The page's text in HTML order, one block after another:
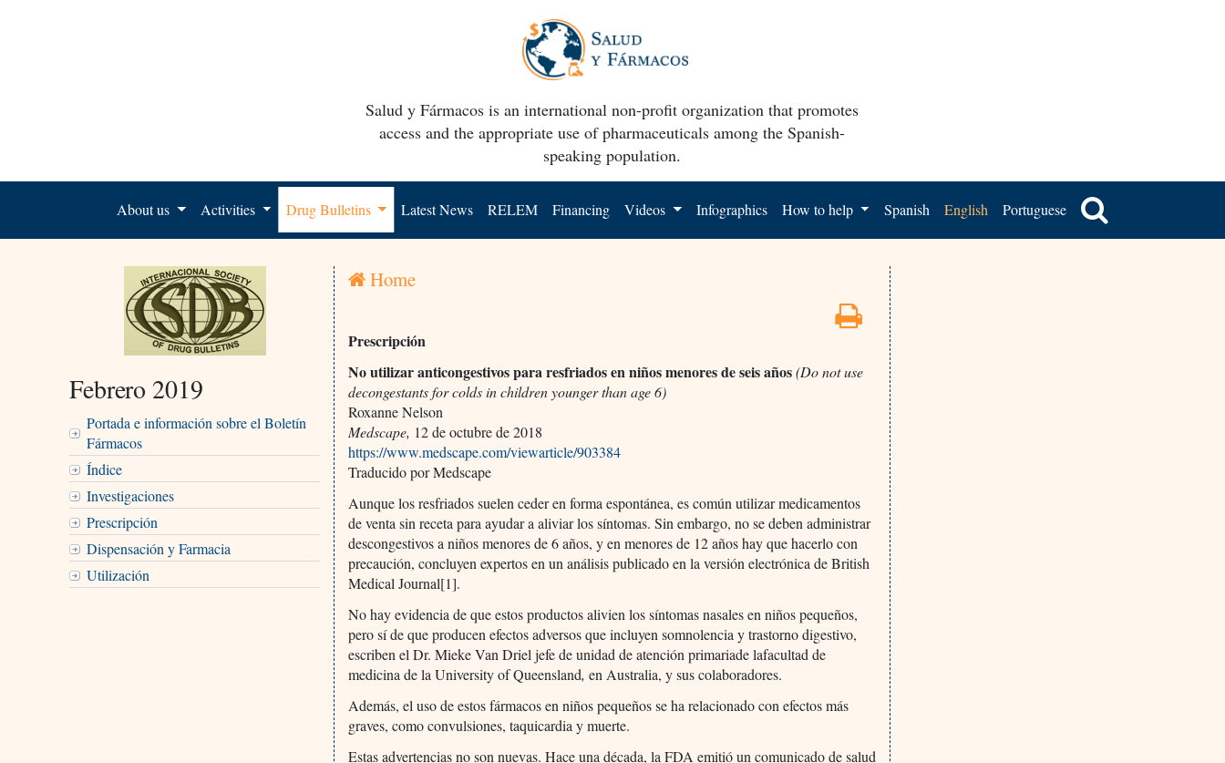
Salud y Fármacos is an international non-profit organization that promotes
access and the appropriate use of pharmaceuticals among the Spanish-
speaking population.
About us Activities Drug Bulletins Latest News RELEM Financing Videos Infographics How to help Spanish English Portuguese
Febrero 2019
Portada e información sobre el Boletín
Fármacos
Índice
Investigaciones
Prescripción
Dispensación y Farmacia
Utilización
Home
Prescripción
No utilizar anticongestivos para resfriados en niños menores de seis años(Do not use
decongestants for colds in children younger than age 6)
Roxanne Nelson
Medscape, 12 de octubre de 2018
https://www.medscape.com/viewarticle/903384
Traducido por Medscape
Aunque los resfriados suelen ceder en forma espontánea, es común utilizar medicamentos
de venta sin receta para ayudar a aliviar los síntomas. Sin embargo, no se deben administrar
descongestivos a niños menores de 6 años, y en menores de 12 años hay que hacerlo con
precaución, concluyen expertos en un análisis publicado en la versión electrónica de British
Medical Journal[1].
No hay evidencia de que estos productos alivien los síntomas nasales en niños pequeños,
pero sí de que producen efectos adversos que incluyen somnolencia y trastorno digestivo,
escriben el Dr. Mieke Van Driel jefe de unidad de atención primariade lafacultad de
medicina de la University of Queensland, en Australia, y sus colaboradores.
Además, el uso de estos fármacos en niños pequeños se ha relacionado con efectos más
graves, como convulsiones, taquicardia y muerte.
Estas advertencias no son nuevas. Hace una década, la FDA emitió un comunicado de salud